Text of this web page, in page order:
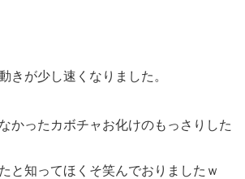
きが少し速くなりました。
かったカボチャお化けのもっさりした
と知ってほくそ笑んでおりましたｗ